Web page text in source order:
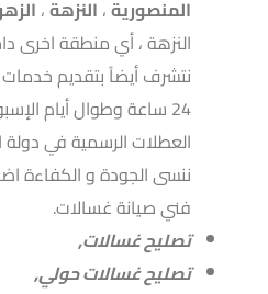
المنصورية، النزهة،
النزهة ، أي منطقة اخرى
نتشرف أيضاً بتقديم
24 ساعة وطوال أيام
العطلات الرسمية في
ننسى الجودة و الكفاءة
فني صيانة غسالات.
تصليح غسالات,
تصليح غسالات حولي,